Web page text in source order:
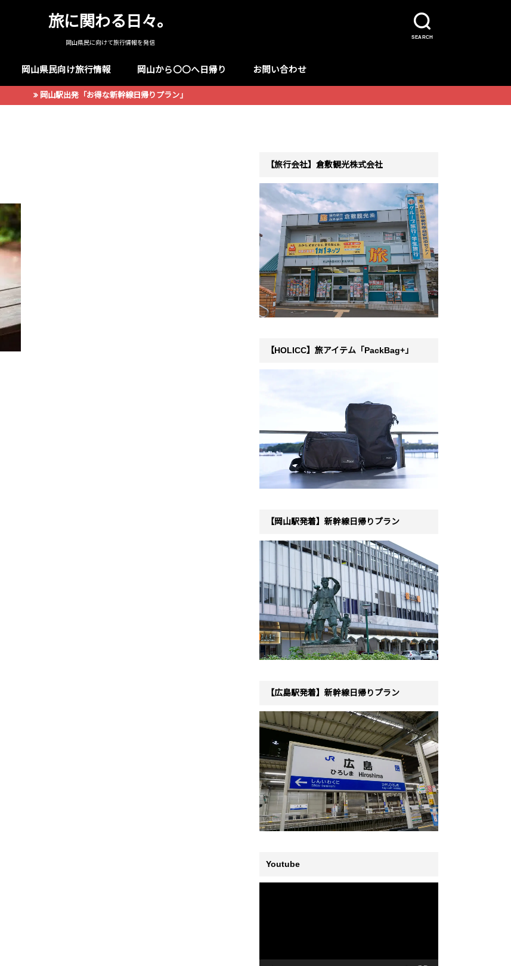
SEARCH
旅に関わる日々。
岡山県民に向けて旅行情報を発信
岡山県民向け旅行情報 岡山から〇〇へ日帰り お問い合わせ
岡山駅出発「お得な新幹線日帰りプラン」
【旅行会社】倉敷観光株式会社
【HOLICC】旅アイテム「PackBag+」
【岡山駅発着】新幹線日帰りプラン
【広島駅発着】新幹線日帰りプラン
Youtube
ヤ